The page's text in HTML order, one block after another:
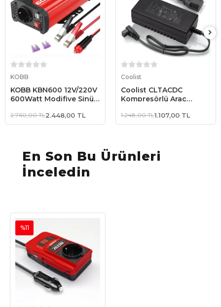
KOBB
KOBB KBN600 12V/220V
600Watt Modifiye Sinüs
2.760,00 TL2.448,00 TL
Coolist
Coolist CLTACDC
Kompresörlü Araç
220Volt/12Volt 6,0Ah
Dönüştürücü Adaptör
1.248,00 TL1.107,00 TL
En Son Bu Ürünleri
İnceledin
%11